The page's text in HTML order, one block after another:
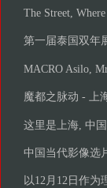
The Street,
第一届泰国双年
MACRO Asilo,
魔都之脉动 - 上
这里是上海, 中
中国当代影像选
以12月12日作为